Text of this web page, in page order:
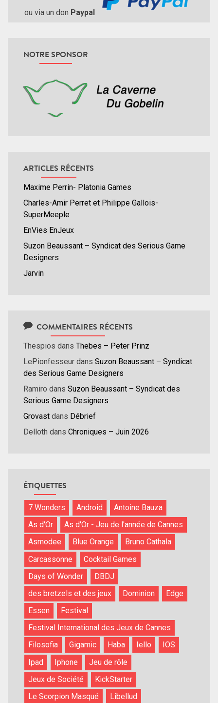
ou via un don Paypal
NOTRE SPONSOR
ARTICLES RÉCENTS
Maxime Perrin- Platonia Games
Charles-Amir Perret et Philippe Gallois-
SuperMeeple
EnVies EnJeux
Suzon Beaussant – Syndicat des Serious Game
Designers
Jarvin
COMMENTAIRES RÉCENTS
Thespios dans Thebes – Peter Prinz
LePionfesseur dans Suzon Beaussant – Syndicat
des Serious Game Designers
Ramiro dans Suzon Beaussant – Syndicat des
Serious Game Designers
Grovast dans Débrief
Delloth dans Chroniques – Juin 2026
ÉTIQUETTES
7 Wonders Android
Antoine Bauza
As d'Or
As d'Or - Jeu de l'année de Cannes
Asmodee
Blue Orange
Bruno Cathala
Carcassonne
Cocktail Games
Days of Wonder
DBDJ
des bretzels et des jeux
Dominion
Edge
Essen
Festival
Festival International des Jeux de Cannes
Filosofia
Gigamic Haba Iello
IOS
Ipad
Iphone
Jeu de rôle
Jeux de Société
KickStarter
Le Scorpion Masqué
Libellud